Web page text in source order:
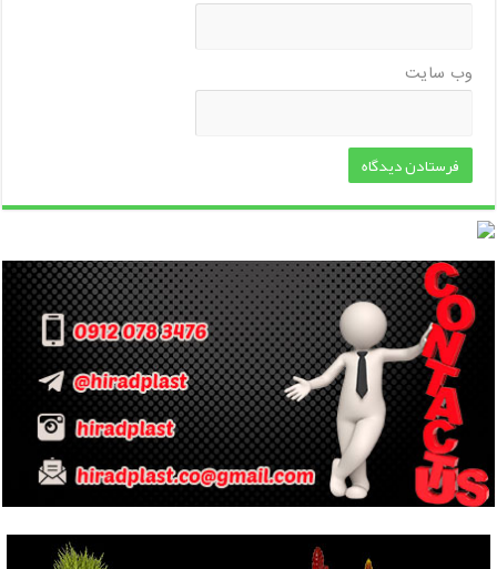
وب‌ سایت